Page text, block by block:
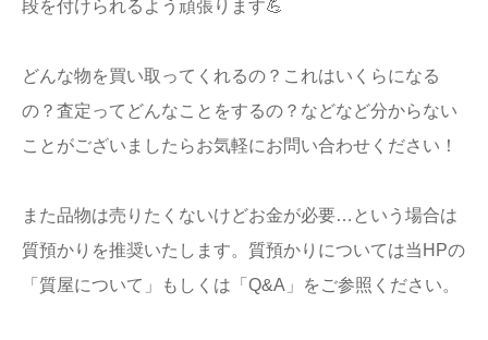
段を付けられるよう頑張ります💪
どんな物を買い取ってくれるの？これはいくらになる
の？査定ってどんなことをするの？などなど分からない
ことがございましたらお気軽にお問い合わせください！
また品物は売りたくないけどお金が必要…という場合は
質預かりを推奨いたします。質預かりについては当HPの
「質屋について」もしくは「Q&A」をご参照ください。